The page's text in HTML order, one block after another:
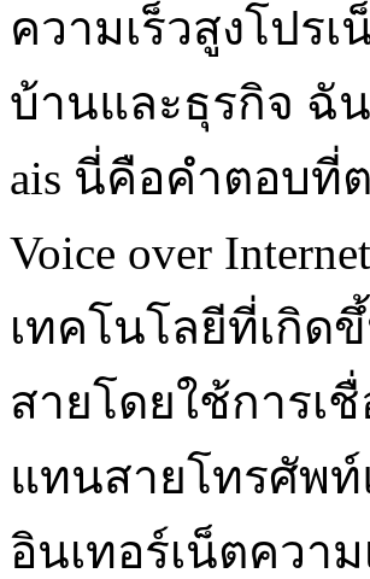
ความเร็วสูงโปร
บ้านและธุรกิจ ฉั
ais นี่คือคำตอบที่
Voice over
เทคโนโลยีที่เกิด
สายโดยใช้การเ
แทนสายโทรศัพ
อินเทอร์เน็ตควา